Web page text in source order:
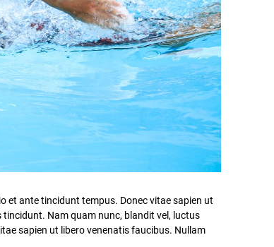
et ante tincidunt tempus. Donec vitae sapien ut
Nam quam nunc, blandit vel, luctus
sapien ut libero venenatis faucibus. Nullam